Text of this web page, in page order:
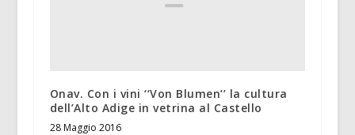
Onav. Con i vini ‘‘Von Blumen’’ la cultura
dell’Alto Adige in vetrina al Castello
28 Maggio 2016